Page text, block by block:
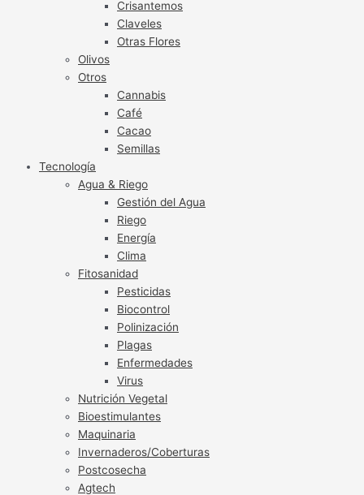
Crisantemos
Claveles
Otras Flores
Olivos
Otros
Cannabis
Café
Cacao
Semillas
Tecnología
Agua & Riego
Gestión del Agua
Riego
Energía
Clima
Fitosanidad
Pesticidas
Biocontrol
Polinización
Plagas
Enfermedades
Virus
Nutrición Vegetal
Bioestimulantes
Maquinaria
Invernaderos/Coberturas
Postcosecha
Agtech